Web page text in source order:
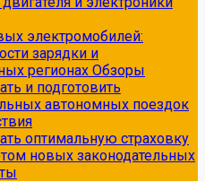
электромобилей:
зарядки и
регионах Обзоры
и подготовить
автономных поездок
оптимальную страховку
новых законодательных